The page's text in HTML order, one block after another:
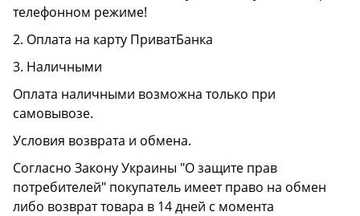
телефонном режиме!
2. Оплата на карту ПриватБанка
3. Наличными
Оплата наличными возможна только при
самовывозе.
Условия возврата и обмена.
Согласно Закону Украины "О защите прав
потребителей" покупатель имеет право на обмен
либо возврат товара в 14 дней с момента